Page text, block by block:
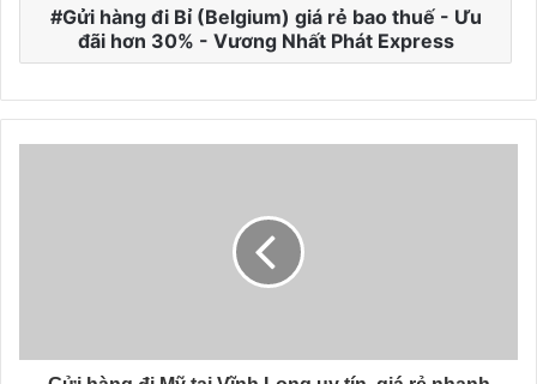
Gửi hàng đi Bỉ (Belgium) giá rẻ bao thuế - Ưu
đãi hơn 30% - Vương Nhất Phát Express